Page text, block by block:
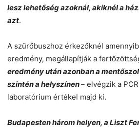
lesz lehetőség azoknál, akiknél a
azt.
A szűrőbuszhoz érkezőknél
eredmény, megállapítják a
eredmény után azonban a
szintén a helyszínen– elvégzik a
laboratórium értékel majd ki.
Budapesten három helyen, a Liszt